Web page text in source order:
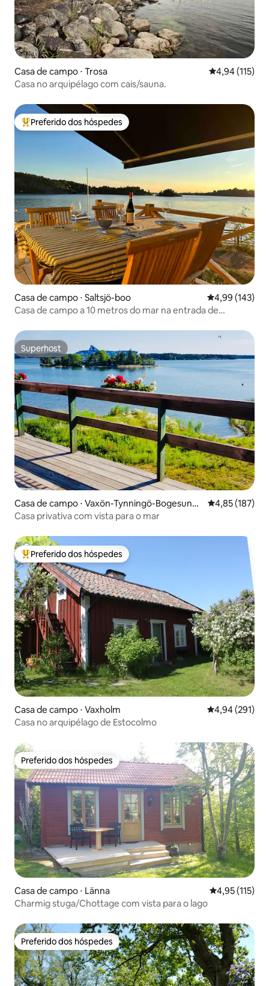
Casa de campo ⋅ Trosa 4,94 de uma
4,94 (115)
Casa no arquipélago com cais/sauna.
Entre os melhores preferidos dos hóspedes
Preferido dos hóspedes
Casa de campo ⋅ Saltsjö-boo 4,99 de uma
4,99 (143)
Casa de campo a 10 metros do mar na entrada de
Superhost
Superhost
Casa de campo ⋅ Vaxön-Tynningö-Bogesund-
Granholmen
4,85 de uma
4,85 (187)
Casa privativa com vista para o mar
Entre os melhores preferidos dos hóspedes
Preferido dos hóspedes
Casa de campo ⋅ Vaxholm 4,94 de uma
4,94 (291)
Casa no arquipélago de Estocolmo
Preferido dos hóspedes
Preferido dos hóspedes
Casa de campo ⋅ Länna 4,95 de uma
4,95 (115)
Charmig stuga/Chottage com vista para o lago
Preferido dos hóspedes
Preferido dos hóspedes